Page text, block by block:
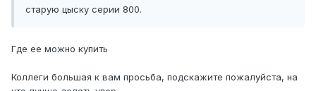
cтарую цыску серии 800.
Где ее можно купить
Коллеги большая к вам просьба, подскажите пожалуйста, на